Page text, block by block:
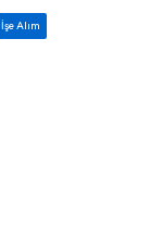
İşe Alım